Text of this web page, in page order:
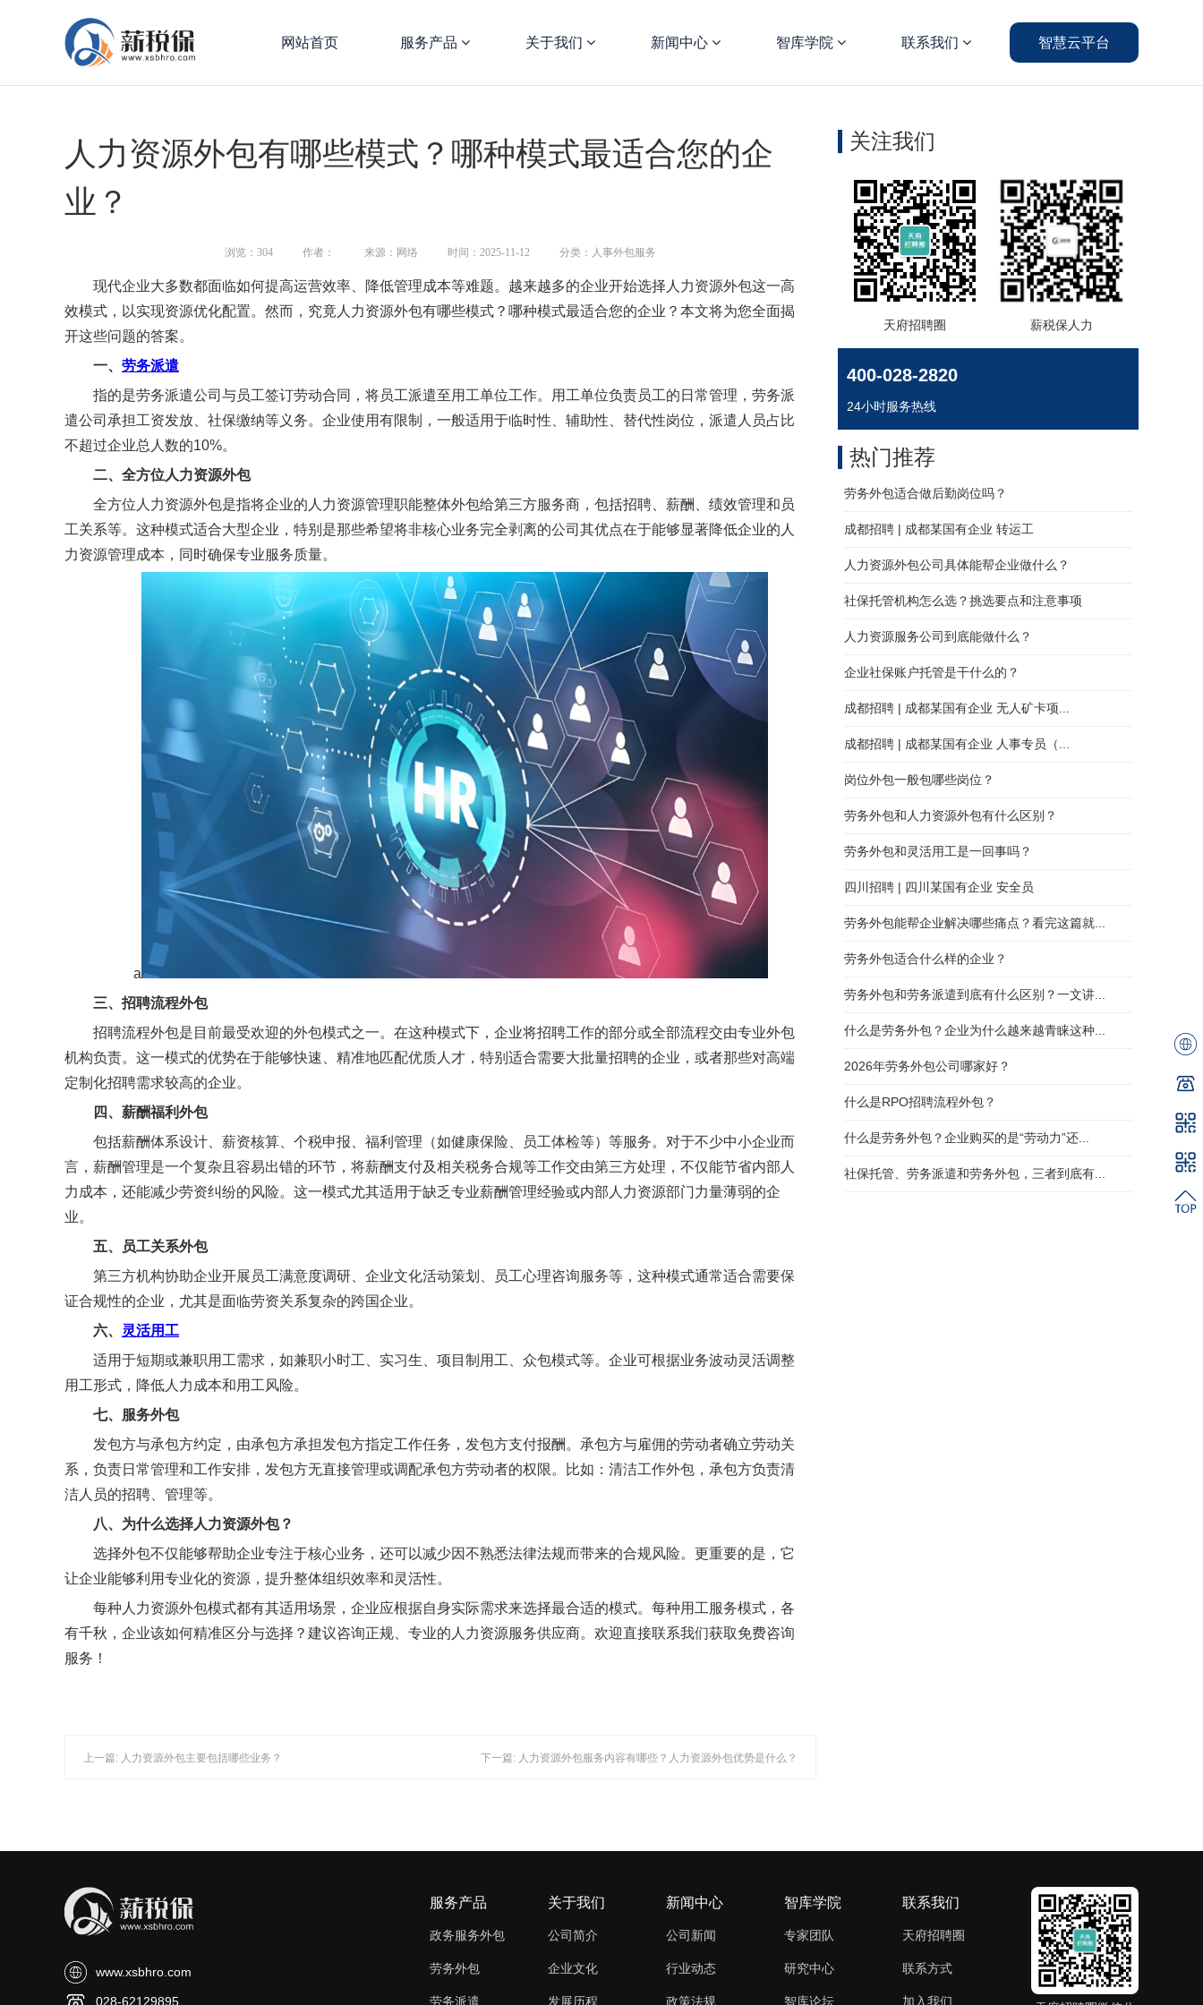
网站首页 服务产品 关于我们 新闻中心 智库学院 联系我们 智慧云平台
人力资源外包有哪些模式？哪种模式最适合您的企
业？
浏览： 304 作者： 来源：网络 时间：2025-11-12 分类：人事外包服务
现代企业大多数都面临如何提高运营效率、降低管理成本等难题。越来越多的企业开始选择人力资源外包这一高
效模式，以实现资源优化配置。然而，究竟人力资源外包有哪些模式？哪种模式最适合您的企业？本文将为您全面揭
开这些问题的答案。
一、 劳务派遣
指的是劳务派遣公司与员工签订劳动合同，将员工派遣至用工单位工作。用工单位负责员工的日常管理，劳务派
遣公司承担工资发放、社保缴纳等义务。企业使用有限制，一般适用于临时性、辅助性、替代性岗位，派遣人员占比
不超过企业总人数的10%。
二、全方位人力资源外包
全方位人力资源外包是指将企业的人力资源管理职能整体外包给第三方服务商，包括招聘、薪酬、绩效管理和员
工关系等。这种模式适合大型企业，特别是那些希望将非核心业务完全剥离的公司其优点在于能够显著降低企业的人
力资源管理成本，同时确保专业服务质量。
a
三、招聘流程外包
招聘流程外包是目前最受欢迎的外包模式之一。在这种模式下，企业将招聘工作的部分或全部流程交由专业外包
机构负责。这一模式的优势在于能够快速、精准地匹配优质人才，特别适合需要大批量招聘的企业，或者那些对高端
定制化招聘需求较高的企业。
四、薪酬福利外包
包括薪酬体系设计、薪资核算、个税申报、福利管理（如健康保险、员工体检等）等服务。对于不少中小企业而
言，薪酬管理是一个复杂且容易出错的环节，将薪酬支付及相关税务合规等工作交由第三方处理，不仅能节省内部人
力成本，还能减少劳资纠纷的风险。这一模式尤其适用于缺乏专业薪酬管理经验或内部人力资源部门力量薄弱的企
业。
五、员工关系外包
第三方机构协助企业开展员工满意度调研、企业文化活动策划、员工心理咨询服务等，这种模式通常适合需要保
证合规性的企业，尤其是面临劳资关系复杂的跨国企业。
六、
灵活用工
适用于短期或兼职用工需求，如兼职小时工、实习生、项目制用工、众包模式等。企业可根据业务波动灵活调整
用工形式，降低人力成本和用工风险。
七、 服务外包
发包方与承包方约定，由承包方承担发包方指定工作任务，发包方支付报酬。承包方与雇佣的劳动者确立劳动关
系，负责日常管理和工作安排，发包方无直接管理或调配承包方劳动者的权限。比如：清洁工作外包，承包方负责清
洁人员的招聘、管理等。
八、 为什么选择人力资源外包？
选择外包不仅能够帮助企业专注于核心业务，还可以减少因不熟悉法律法规而带来的合规风险。更重要的是，它
让企业能够利用专业化的资源，提升整体组织效率和灵活性。
每种人力资源外包模式都有其适用场景，企业应根据自身实际需求来选择最合适的模式。每种用工服务模式，各
有千秋，企业该如何精准区分与选择？建议咨询正规、专业的人力资源服务供应商。欢迎直接联系我们获取免费咨询
服务！
上一篇: 人力资源外包主要包括哪些业务？ 下一篇: 人力资源外包服务内容有哪些？人力资源外包优势是什么？
关注我们
400-028-2820
24小时服务热线
劳务外包适合做后勤岗位吗？
成都招聘 | 成都某国有企业 转运工
人力资源外包公司具体能帮企业做什么？
社保托管机构怎么选？挑选要点和注意事项
人力资源服务公司到底能做什么？
企业社保账户托管是干什么的？
成都招聘 | 成都某国有企业 无人矿卡项...
成都招聘 | 成都某国有企业 人事专员（...
岗位外包一般包哪些岗位？
劳务外包和人力资源外包有什么区别？
劳务外包和灵活用工是一回事吗？
四川招聘 | 四川某国有企业 安全员
劳务外包能帮企业解决哪些痛点？看完这篇就...
劳务外包适合什么样的企业？
劳务外包和劳务派遣到底有什么区别？一文讲...
什么是劳务外包？企业为什么越来越青睐这种...
2026年劳务外包公司哪家好？
什么是RPO招聘流程外包？
什么是劳务外包？企业购买的是“劳动力”还...
社保托管、劳务派遣和劳务外包，三者到底有...
热门推荐
天府招聘圈 薪税保人力
www.xsbhro.com
028-62129895
服务产品
政务服务外包
劳务外包
劳务派遣
关于我们
公司简介
企业文化
发展历程
新闻中心
公司新闻
行业动态
政策法规
智库学院
专家团队
研究中心
智库论坛
联系我们
天府招聘圈
联系方式
加入我们